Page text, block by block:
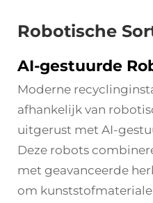
Robotische
AI-gestuurde
Moderne
afhankelijk van
uitgerust met AI-
Deze robots
met geavanceerde
om